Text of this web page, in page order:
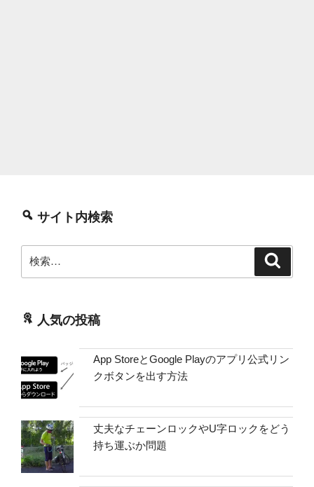
サイト内検索
索:
人気の投稿
App StoreとGoogle Playのアプリ公式リン
クボタンを出す方法
丈夫なチェーンロックやU字ロックをどう
持ち運ぶか問題